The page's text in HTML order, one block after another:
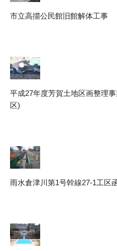
市立高擶公民館旧館解体工事
平成27年度芳賀土地区画整理
区)
雨水倉津川第1号幹線27-1工区